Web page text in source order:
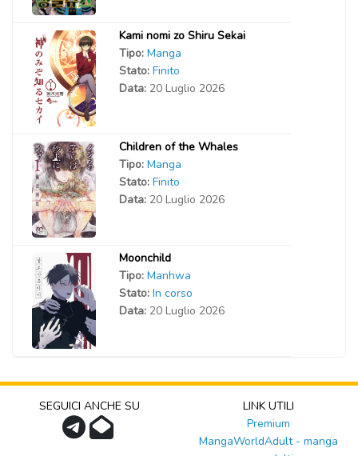
Kami nomi zo Shiru Sekai
Tipo: Manga
Stato: Finito
Data: 20 Luglio 2026
Children of the Whales
Tipo: Manga
Stato: Finito
Data: 20 Luglio 2026
Moonchild
Tipo: Manhwa
Stato: In corso
Data: 20 Luglio 2026
SEGUICI ANCHE SU
LINK UTILI
Premium
MangaWorldAdult - manga